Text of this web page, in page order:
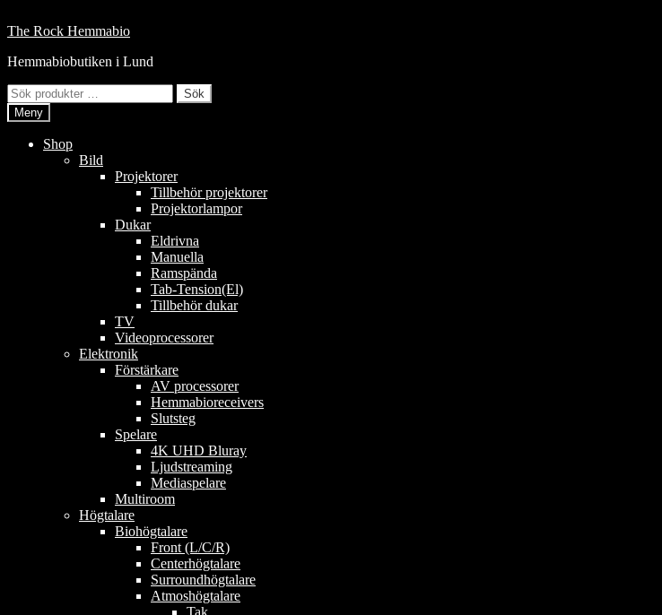
till
Hoppa
navigering
Hoppa
innehåll
The Rock Hemmabio
Hemmabiobutiken i Lund
Sök
efter:
Sök
Meny
Shop
Bild
Projektorer
Tillbehör projektorer
Projektorlampor
Dukar
Eldrivna
Manuella
Ramspända
Tab-Tension(El)
Tillbehör dukar
TV
Videoprocessorer
Elektronik
Förstärkare
AV processorer
Hemmabioreceivers
Slutsteg
Spelare
4K UHD Bluray
Ljudstreaming
Mediaspelare
Multiroom
Högtalare
Biohögtalare
Front (L/C/R)
Centerhögtalare
Surroundhögtalare
Atmoshögtalare
Tak